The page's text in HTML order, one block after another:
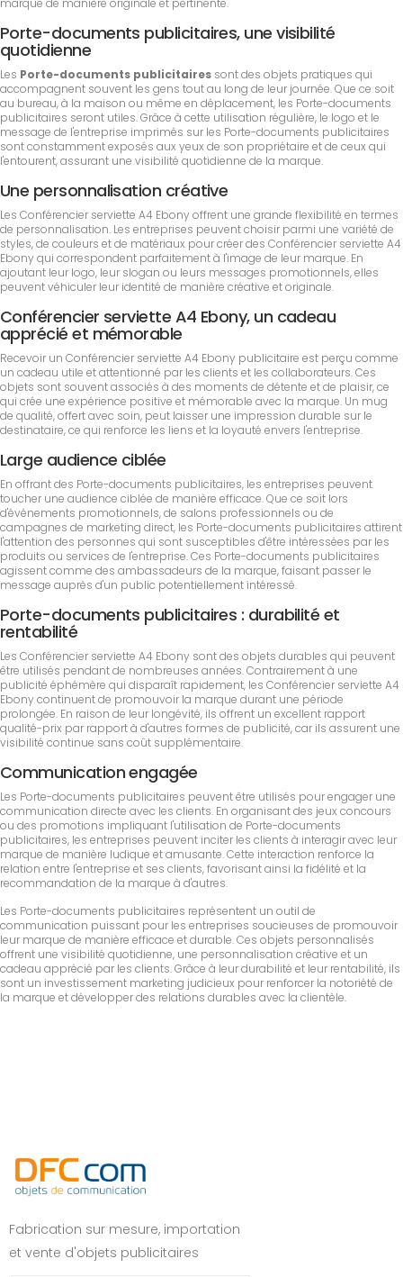
Porte-documents publicitaires, une visibilité
quotidienne
Les Porte-documents publicitaires sont des objets pratiques qui
accompagnent souvent les gens tout au long de leur journée. Que ce soit
au bureau, à la maison ou même en déplacement, les Porte-documents
publicitaires seront utiles. Grâce à cette utilisation régulière, le logo et le
message de l'entreprise imprimés sur les Porte-documents publicitaires
sont constamment exposés aux yeux de son propriétaire et de ceux qui
l'entourent, assurant une visibilité quotidienne de la marque.
Une personnalisation créative
Les Conférencier serviette A4 Ebony offrent une grande flexibilité en termes
de personnalisation. Les entreprises peuvent choisir parmi une variété de
styles, de couleurs et de matériaux pour créer des Conférencier serviette A4
Ebony qui correspondent parfaitement à l'image de leur marque. En
ajoutant leur logo, leur slogan ou leurs messages promotionnels, elles
peuvent véhiculer leur identité de manière créative et originale.
Conférencier serviette A4 Ebony, un cadeau
apprécié et mémorable
Recevoir un Conférencier serviette A4 Ebony publicitaire est perçu comme
un cadeau utile et attentionné par les clients et les collaborateurs. Ces
objets sont souvent associés à des moments de détente et de plaisir, ce
qui crée une expérience positive et mémorable avec la marque. Un mug
de qualité, offert avec soin, peut laisser une impression durable sur le
destinataire, ce qui renforce les liens et la loyauté envers l'entreprise.
Large audience ciblée
En offrant des Porte-documents publicitaires, les entreprises peuvent
toucher une audience ciblée de manière efficace. Que ce soit lors
d'événements promotionnels, de salons professionnels ou de
campagnes de marketing direct, les Porte-documents publicitaires attirent
l'attention des personnes qui sont susceptibles d'être intéressées par les
produits ou services de l'entreprise. Ces Porte-documents publicitaires
agissent comme des ambassadeurs de la marque, faisant passer le
message auprès d'un public potentiellement intéressé.
Porte-documents publicitaires : durabilité et
rentabilité
Les Conférencier serviette A4 Ebony sont des objets durables qui peuvent
être utilisés pendant de nombreuses années. Contrairement à une
publicité éphémère qui disparaît rapidement, les Conférencier serviette A4
Ebony continuent de promouvoir la marque durant une période
prolongée. En raison de leur longévité, ils offrent un excellent rapport
qualité-prix par rapport à d'autres formes de publicité, car ils assurent une
visibilité continue sans coût supplémentaire.
Communication engagée
Les Porte-documents publicitaires peuvent être utilisés pour engager une
communication directe avec les clients. En organisant des jeux concours
ou des promotions impliquant l'utilisation de Porte-documents
publicitaires, les entreprises peuvent inciter les clients à interagir avec leur
marque de manière ludique et amusante. Cette interaction renforce la
relation entre l'entreprise et ses clients, favorisant ainsi la fidélité et la
recommandation de la marque à d'autres.
Les Porte-documents publicitaires représentent un outil de
communication puissant pour les entreprises soucieuses de promouvoir
leur marque de manière efficace et durable. Ces objets personnalisés
offrent une visibilité quotidienne, une personnalisation créative et un
cadeau apprécié par les clients. Grâce à leur durabilité et leur rentabilité, ils
sont un investissement marketing judicieux pour renforcer la notoriété de
la marque et développer des relations durables avec la clientèle.
Fabrication sur mesure, importation
et vente d'objets publicitaires